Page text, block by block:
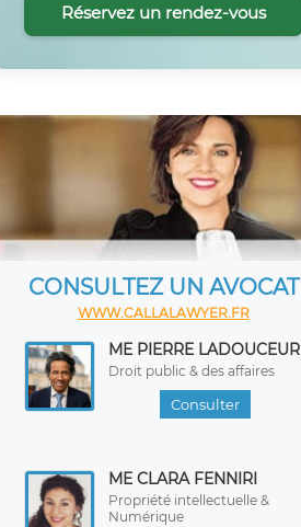
Réservez un rendez-vous
CONSULTEZ UN AVOCAT
WWW.CALLALAWYER.FR
ME PIERRE LADOUCEUR
Droit public & des affaires
Consulter
ME CLARA FENNIRI
Propriété intellectuelle &
Numérique